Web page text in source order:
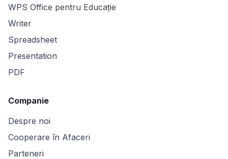
WPS Office pentru Educație
Writer
Spreadsheet
Presentation
PDF
Companie
Despre noi
Cooperare în Afaceri
Parteneri